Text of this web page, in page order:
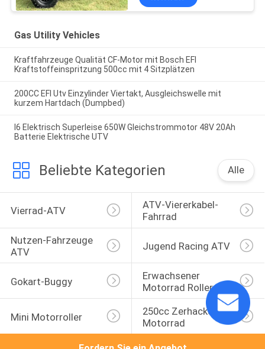
Gas Utility Vehicles
Kraftfahrzeuge Qualität CF-Motor mit Bosch EFI
Kraftstoffeinspritzung 500cc mit 4 Sitzplätzen
200CC EFI Utv Einzylinder Viertakt, Ausgleichswelle mit
kurzem Hartdach (Dumpbed)
I6 Elektrisch Superleise 650W Gleichstrommotor 48V 20Ah
Batterie Elektrische UTV
Beliebte Kategorien Alle
Vierrad-ATV
ATV-Viererkabel-
Fahrrad
Nutzen-Fahrzeuge
ATV
Jugend Racing ATV
Gokart-Buggy
Erwachsener
Motorrad Roller
Mini Motorroller
250cc Zerhacker
Motorrad